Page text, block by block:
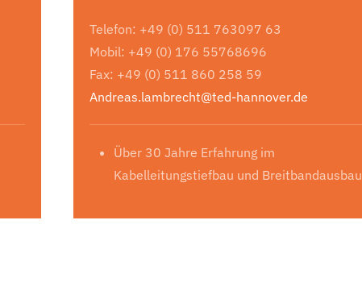
Telefon: +49 (0) 511 763097 63
Mobil: +49 (0) 176 55768696
Fax: +49 (0) 511 860 258 59
Andreas.lambrecht@ted-hannover.de
Über 30 Jahre Erfahrung im
Kabelleitungstiefbau und Breitbandausbau